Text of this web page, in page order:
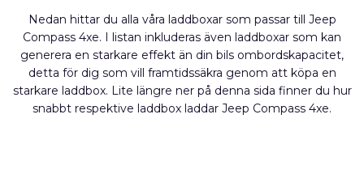
Nedan hittar du alla våra laddboxar som passar till Jeep
Compass 4xe. I listan inkluderas även laddboxar som kan
generera en starkare effekt än din bils ombordskapacitet,
detta för dig som vill framtidssäkra genom att köpa en
starkare laddbox. Lite längre ner på denna sida finner du hur
snabbt respektive laddbox laddar Jeep Compass 4xe.